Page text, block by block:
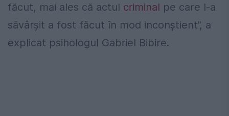
făcut, mai ales că actul criminal pe care l-a
săvârşit a fost făcut în mod inconştient”, a
explicat psihologul Gabriel Bibire.